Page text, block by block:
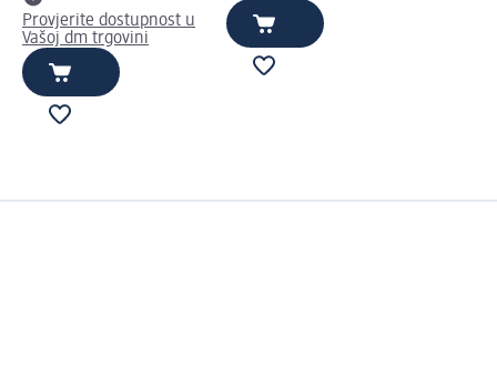
Provjerite dostupnost u
Vašoj dm trgovini